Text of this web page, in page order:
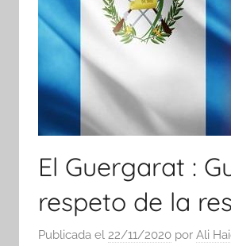
El Guergarat :
respeto de la
Publicada el 22/11/2020 por Ali